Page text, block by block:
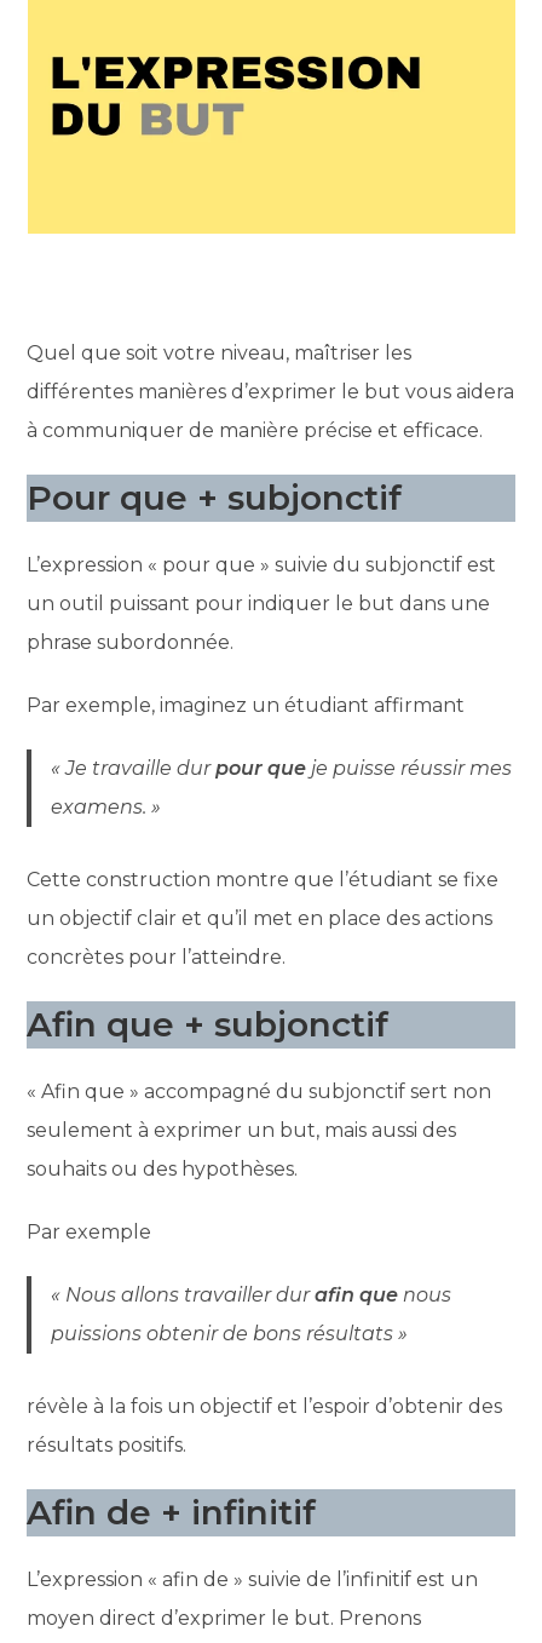
Quel que soit votre niveau, maîtriser les
différentes manières d’exprimer le but vous aidera
à communiquer de manière précise et efficace.
Pour que + subjonctif
L’expression « pour que » suivie du subjonctif est
un outil puissant pour indiquer le but dans une
phrase subordonnée.
Par exemple, imaginez un étudiant affirmant
« Je travaille durpour que je puisse réussir mes
examens. »
Cette construction montre que l’étudiant se fixe
un objectif clair et qu’il met en place des actions
concrètes pour l’atteindre.
Afin que + subjonctif
« Afin que » accompagné du subjonctif sert non
seulement à exprimer un but, mais aussi des
souhaits ou des hypothèses.
Par exemple
« Nous allons travailler durafin que nous
puissions obtenir de bons résultats »
révèle à la fois un objectif et l’espoir d’obtenir des
résultats positifs.
Afin de + infinitif
L’expression « afin de » suivie de l’infinitif est un
moyen direct d’exprimer le but. Prenons